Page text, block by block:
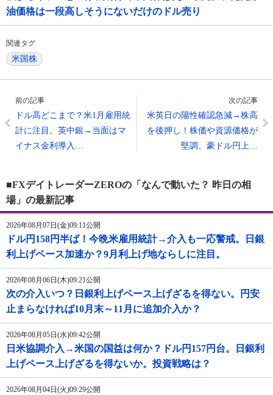
油価格は一段高しそうにないだけのドル売り
関連タグ
米国株
前の記事
ドル高どこまで？米1月雇用統
計に注目。英中銀→当面はマ
イナス金利導入…
次の記事
米英日の陽性確認急減→株高
を後押し！株価や資源価格が
堅調、豪ドル円上…
■FXデイトレーダーZEROの「なんで動いた？ 昨日の相
場」の最新記事
2026年08月07日(金)09:11公開
ドル円158円半ば！今晩米雇用統計→介入も一応警戒。日銀
利上げペース加速か？9月利上げ地ならしに注目。
2026年08月06日(木)09:21公開
次の介入いつ？日銀利上げペース上げざるを得ない。円安
止まらなければ10月末～11月に追加介入か？
2026年08月05日(水)09:42公開
日米協調介入→米国の国益は何か？ドル円157円台。日銀利
上げペース上げざるを得ないか。投資戦略は？
2026年08月04日(火)09:29公開